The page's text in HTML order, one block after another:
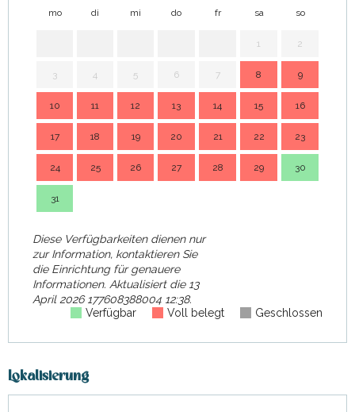
mo di mi do fr sa so
1 2
3 4 5 6 7 8 9
10 11 12 13 14 15 16
17 18 19 20 21 22 23
24 25 26 27 28 29 30
31
Diese Verfügbarkeiten dienen nur
zur Information, kontaktieren Sie
die Einrichtung für genauere
Informationen. Aktualisiert die13
April 2026 177608388004 12:38.
Verfügbar
Voll belegt Geschlossen
Lokalisierung